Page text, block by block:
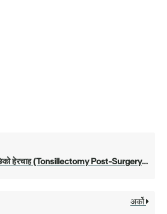
हेरचाह (Tonsillectomy Post-Surgery Care)
अर्को